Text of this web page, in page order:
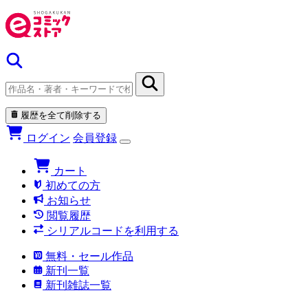
履歴を全て削除する
ログイン 会員登録
カート
初めての方
お知らせ
閲覧履歴
シリアルコードを利用する
無料・セール作品
新刊一覧
新刊雑誌一覧